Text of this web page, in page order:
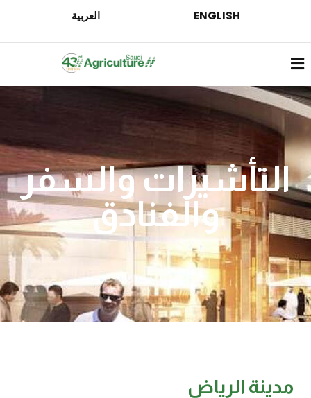
ENGLISH العربية
التأشيرات والسفر
والفنادق
مدينة الرياض